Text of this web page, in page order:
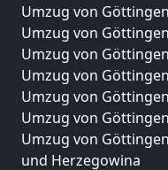
Umzug von
Umzug von
Umzug von
Umzug von
Umzug von
Umzug von
Umzug von
und Herzegowina